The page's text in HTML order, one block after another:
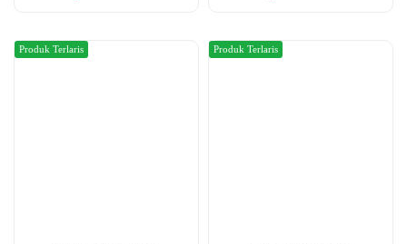
Produk Terlaris Produk Terlaris